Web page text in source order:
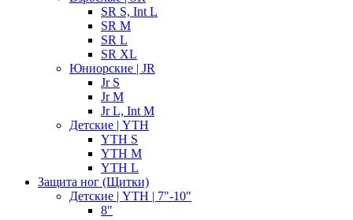
SR S, Int L
SR M
SR L
SR XL
Юниорские | JR
Jr S
Jr M
Jr L, Int M
Детские | YTH
YTH S
YTH M
YTH L
Защита ног (Щитки)
Детские | YTH | 7"-10"
8"